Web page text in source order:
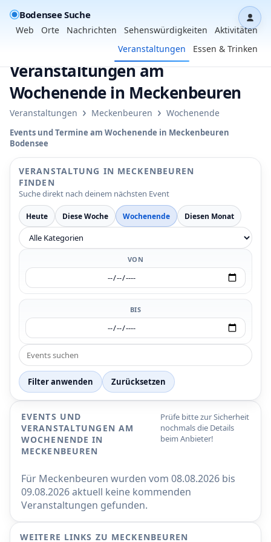
Bodensee Suche
Web Orte Nachrichten Sehenswürdigkeiten
Aktivitäten
Veranstaltungen
Essen & Trinken
Veranstaltungen am
Wochenende in Meckenbeuren
Veranstaltungen › Meckenbeuren › Wochenende
Events und Termine am Wochenende in Meckenbeuren
Bodensee
VERANSTALTUNG IN MECKENBEUREN
FINDEN
Suche direkt nach deinem nächsten Event
Heute Diese Woche Wochenende Diesen Monat
VON
BIS
Filter anwenden Zurücksetzen
EVENTS UND
VERANSTALTUNGEN AM
WOCHENENDE IN
MECKENBEUREN
Prüfe bitte zur Sicherheit
nochmals die Details
beim Anbieter!
Für Meckenbeuren wurden vom 08.08.2026 bis
09.08.2026 aktuell keine kommenden
Veranstaltungen gefunden.
WEITERE LINKS ZU MECKENBEUREN